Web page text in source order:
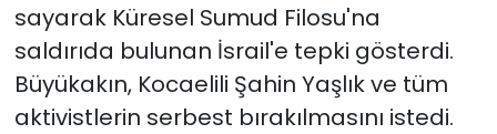
sayarak Küresel Sumud Filosu'na
saldırıda bulunan İsrail'e tepki gösterdi.
Büyükakın, Kocaelili Şahin Yaşlık ve tüm
aktivistlerin serbest bırakılmasını istedi.